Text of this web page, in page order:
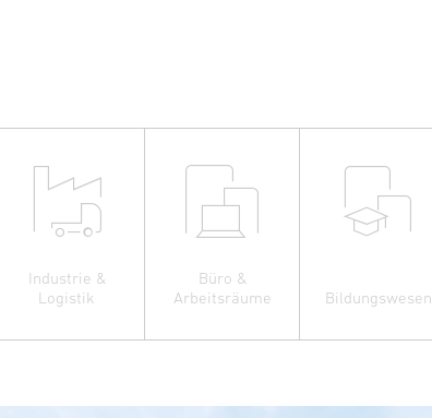
Industrie &
Logistik
Büro &
Arbeitsräume
Bildungswesen